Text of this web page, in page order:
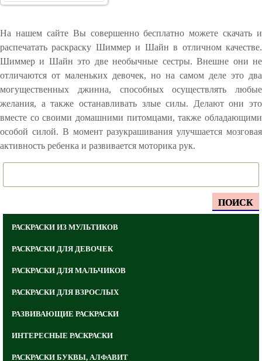
ПОИСК
РАСКРАСКИ ИЗ МУЛЬТИКОВ
РАСКРАСКИ ДЛЯ ДЕВОЧЕК
РАСКРАСКИ ДЛЯ МАЛЬЧИКОВ
РАСКРАСКИ ДЛЯ ВЗРОСЛЫХ
РАЗВИВАЮЩИЕ РАСКРАСКИ
ИНТЕРЕСНЫЕ РАСКРАСКИ
РАСКРАСКИ БУКВЫ, АЛФАВИТ
На нашем сайте Вы совершенно бесплатно можете скачать и
распечатать раскраску Шиммер и Шайн в отличном качестве.
Шиммер и Шайн это две необычные сестры. Внешне они не
отличаются от маленьких девочек, но на самом деле это два
могущественных джинна, способных осуществлять любые
желания, а также останавливать злые силы. Делают они это
вместе со своими домашними питомцами, также обладающими
особой силой. В момент разукрашивания улучшается мозговая
активность ребенка и развивается моторика рук.